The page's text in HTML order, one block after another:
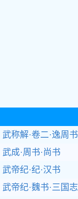
武称解·卷二·逸周书
武成·周书·尚书
武帝纪·纪·汉书
武帝纪·魏书·三国志